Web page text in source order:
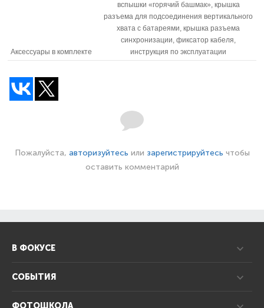
Аксессуары в комплекте
вспышки «горячий башмак», крышка
разъема для подсоединения вертикального
хвата с батареями, крышка разъема
синхронизации, фиксатор кабеля,
инструкция по эксплуатации
Пожалуйста, авторизуйтесь или зарегистрируйтесь чтобы
оставить комментарий
В ФОКУСЕ
СОБЫТИЯ
ФОТОШКОЛА